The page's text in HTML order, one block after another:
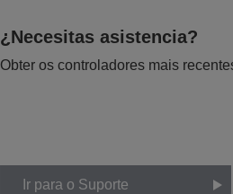
¿Necesitas asistencia?
Obter os controladores mais
Ir para o Suporte